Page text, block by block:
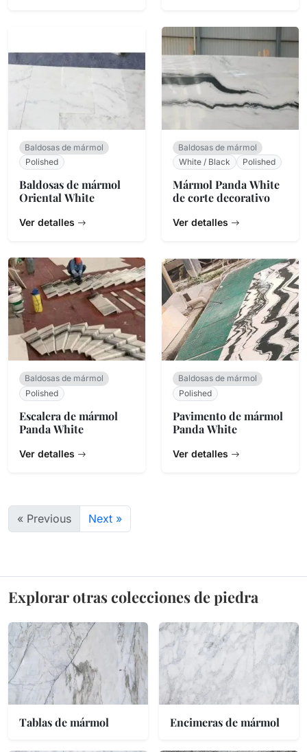
Baldosas de mármol
Polished
Baldosas de mármol
Oriental White
Ver detalles
Baldosas de mármol
White / Black
Polished
Mármol Panda White
de corte decorativo
Ver detalles
Baldosas de mármol
Polished
Escalera de mármol
Panda White
Ver detalles
Baldosas de mármol
Polished
Pavimento de mármol
Panda White
Ver detalles
« Previous Next »
Explorar otras colecciones de piedra
Tablas de mármol Encimeras de mármol